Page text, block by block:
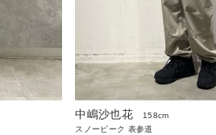
中嶋沙也花
158cm
スノーピーク 表参道